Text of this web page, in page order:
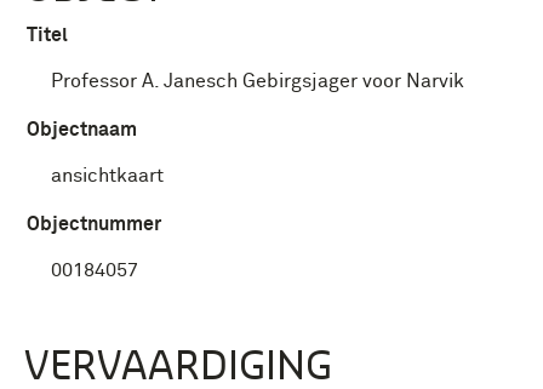
Titel
Professor A. Janesch Gebirgsjager voor Narvik
Objectnaam
ansichtkaart
Objectnummer
00184057
VERVAARDIGING